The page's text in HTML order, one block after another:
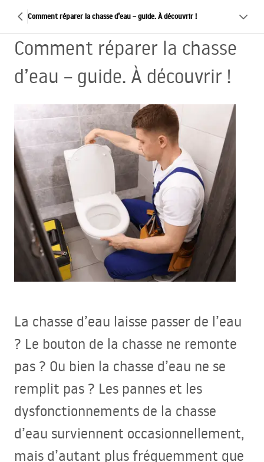
Comment réparer la chasse d’eau – guide. À découvrir !
Comment réparer la chasse
d’eau – guide. À découvrir !
La chasse d’eau laisse passer de l’eau
? Le bouton de la chasse ne remonte
pas ? Ou bien la chasse d’eau ne se
remplit pas ? Les pannes et les
dysfonctionnements de la chasse
d’eau surviennent occasionnellement,
mais d’autant plus fréquemment que